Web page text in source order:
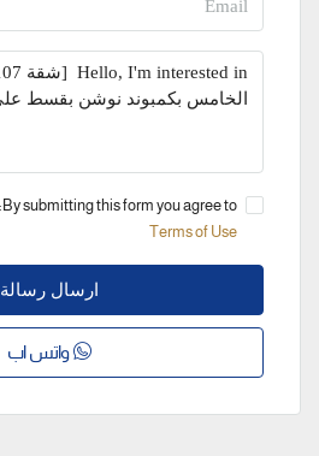
By submitting this form you agree to:
Terms of Use
ارسال رسالة
واتس اب